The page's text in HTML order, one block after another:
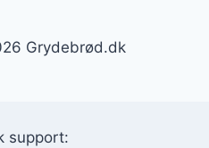
Grydebrød.dk
support: